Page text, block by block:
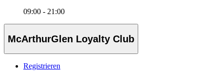
09:00 - 21:00
McArthurGlen Loyalty Club
Registrieren